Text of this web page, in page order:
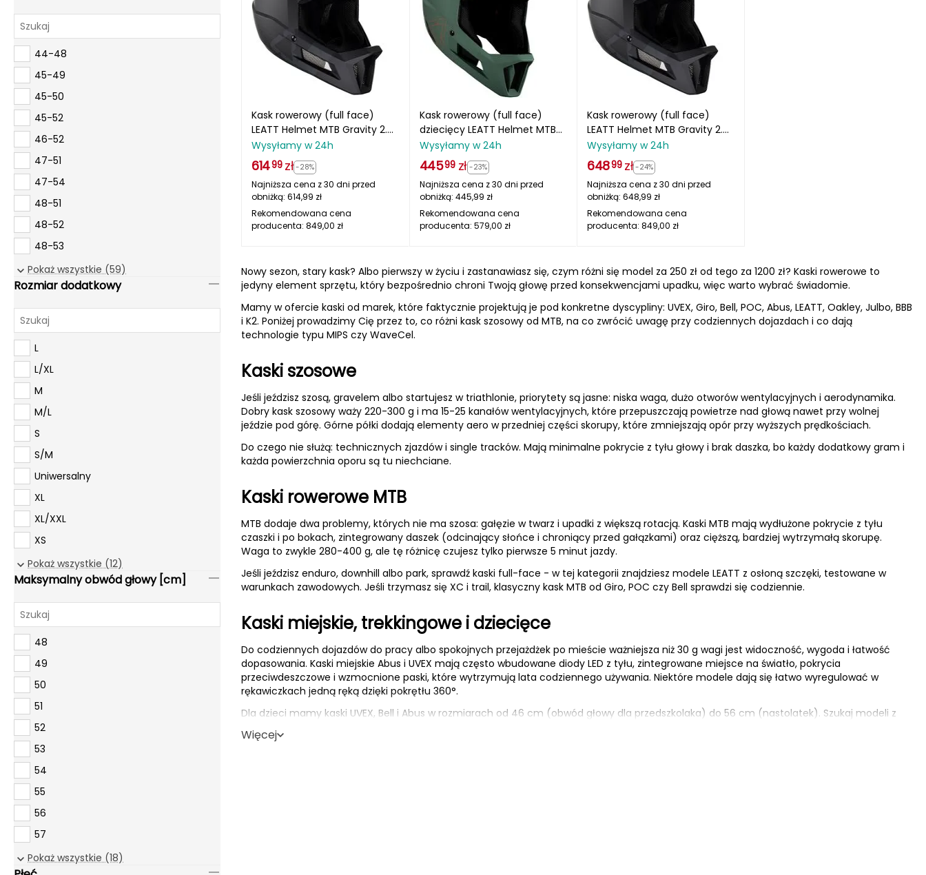
Nowy sezon, stary kask? Albo pierwszy w życiu i zastanawiasz się, czym różni się model za 250 zł od tego za 1200 zł? Kaski rowerowe to
jedyny element sprzętu, który bezpośrednio chroni Twoją głowę przed konsekwencjami upadku, więc warto wybrać świadomie.
Mamy w ofercie kaski od marek, które faktycznie projektują je pod konkretne dyscypliny: UVEX, Giro, Bell, POC, Abus, LEATT, Oakley, Julbo, BBB
i K2. Poniżej prowadzimy Cię przez to, co różni kask szosowy od MTB, na co zwrócić uwagę przy codziennych dojazdach i co dają
technologie typu MIPS czy WaveCel.
Kaski szosowe
Jeśli jeździsz szosą, gravelem albo startujesz w triathlonie, priorytety są jasne: niska waga, dużo otworów wentylacyjnych i aerodynamika.
Dobry kask szosowy waży 220-300 g i ma 15-25 kanałów wentylacyjnych, które przepuszczają powietrze nad głową nawet przy wolnej
jeździe pod górę. Górne półki dodają elementy aero w przedniej części skorupy, które zmniejszają opór przy wyższych prędkościach.
Do czego nie służą: technicznych zjazdów i single tracków. Mają minimalne pokrycie z tyłu głowy i brak daszka, bo każdy dodatkowy gram i
każda powierzchnia oporu są tu niechciane.
Kaski rowerowe MTB
MTB dodaje dwa problemy, których nie ma szosa: gałęzie w twarz i upadki z większą rotacją. Kaski MTB mają wydłużone pokrycie z tyłu
czaszki i po bokach, zintegrowany daszek (odcinający słońce i chroniący przed gałązkami) oraz cięższą, bardziej wytrzymałą skorupę.
Waga to zwykle 280-400 g, ale tę różnicę czujesz tylko pierwsze 5 minut jazdy.
Jeśli jeździsz enduro, downhill albo park, sprawdź kaski full-face - w tej kategorii znajdziesz modele LEATT z osłoną szczęki, testowane w
warunkach zawodowych. Jeśli trzymasz się XC i trail, klasyczny kask MTB od Giro, POC czy Bell sprawdzi się codziennie.
Kaski miejskie, trekkingowe i dziecięce
Do codziennych dojazdów do pracy albo spokojnych przejażdżek po mieście ważniejsza niż 30 g wagi jest widoczność, wygoda i łatwość
dopasowania. Kaski miejskie Abus i UVEX mają często wbudowane diody LED z tyłu, zintegrowane miejsce na światło, pokrycia
przeciwdeszczowe i wzmocnione paski, które wytrzymują lata codziennego używania. Niektóre modele dają się łatwo wyregulować w
rękawiczkach jedną ręką dzięki pokrętłu 360°.
Dla dzieci mamy kaski UVEX, Bell i Abus w rozmiarach od 46 cm (obwód głowy dla przedszkolaka) do 56 cm (nastolatek). Szukaj modeli z
certyfikatem EN 1078, pełnym pokryciem skroni i lekką skorupą - dziecko nie powinno odczuwać kasku jako ciężaru, bo inaczej zacznie go
ściągać.
Więcej
Kask rowerowy (full face)
LEATT Helmet MTB Gravity 2.0
V23 czarny
Wysyłamy w 24h
61499 zł -28%
Najniższa cena z 30 dni przed
obniżką: 614,99 zł
Rekomendowana cena
producenta: 849,00 zł
Kask rowerowy (full face)
dziecięcy LEATT Helmet MTB
Gravity 1.0 Junior V25 zielony
Wysyłamy w 24h
44599 zł -23%
Najniższa cena z 30 dni przed
obniżką: 445,99 zł
Rekomendowana cena
producenta: 579,00 zł
Kask rowerowy (full face)
LEATT Helmet MTB Gravity 2.0
V23 czarny
Wysyłamy w 24h
64899 zł -24%
Najniższa cena z 30 dni przed
obniżką: 648,99 zł
Rekomendowana cena
producenta: 849,00 zł
44-48
45-49
45-50
45-52
46-52
47-51
47-54
48-51
48-52
48-53
48-54
48-55
49-53
50-56
50-57
51-52
51-53
51-54
51-55
52-54
52-55
52-56
52-57
52-58
53-54
53-55
53-56
53-60
56-59
Pokaż wszystkie (59)
Rozmiar dodatkowy
L
L/XL
M
M/L
S
S/M
Uniwersalny
XL
XL/XXL
XS
XS/S
XXS
Pokaż wszystkie (12)
Maksymalny obwód głowy [cm]
48
49
50
51
52
53
54
55
56
57
58
Pokaż wszystkie (18)